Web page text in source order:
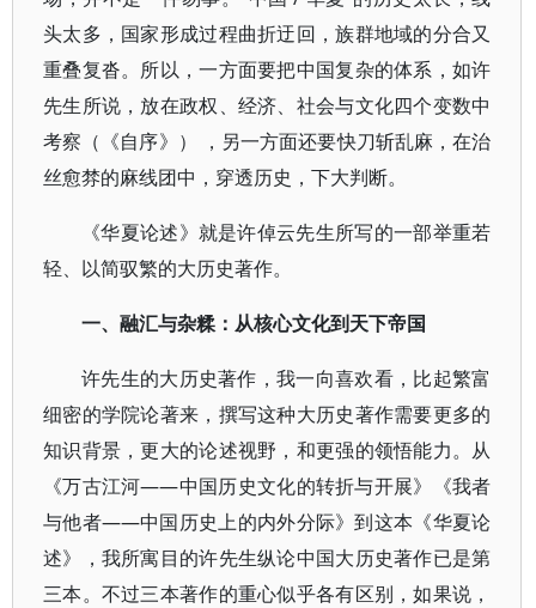
头太多，国家形成过程曲折迂回，族群地域的分合又
重叠复沓。所以，一方面要把中国复杂的体系，如许
先生所说，放在政权、经济、社会与文化四个变数中
考察（《自序》） ，另一方面还要快刀斩乱麻，在治
丝愈棼的麻线团中，穿透历史，下大判断。
《华夏论述》就是许倬云先生所写的一部举重若
轻、以简驭繁的大历史著作。
一、融汇与杂糅：从核心文化到天下帝国
许先生的大历史著作，我一向喜欢看，比起繁富
细密的学院论著来，撰写这种大历史著作需要更多的
知识背景，更大的论述视野，和更强的领悟能力。从
《万古江河——中国历史文化的转折与开展》《我者
与他者——中国历史上的内外分际》到这本《华夏论
述》，我所寓目的许先生纵论中国大历史著作已是第
三本。不过三本著作的重心似乎各有区别，如果说，